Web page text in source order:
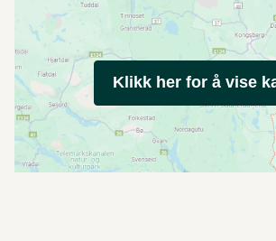
Klikk her for å vise